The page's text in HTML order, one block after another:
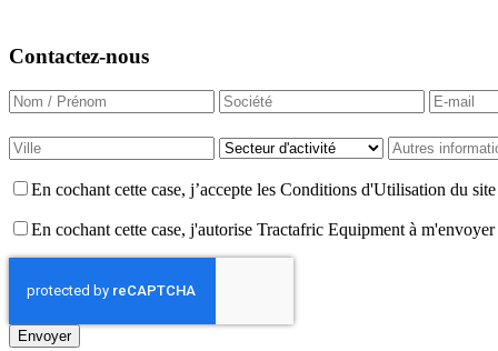
Contactez-nous
En cochant cette case, j’accepte les Conditions d'Utilisation du
En cochant cette case, j'autorise Tractafric Equipment à